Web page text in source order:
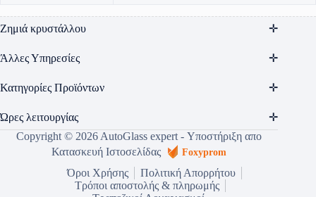
Ζημιά κρυστάλλου
Άλλες Υπηρεσίες
Κατηγορίες Προϊόντων
Ώρες λειτουργίας
Copyright © 2026 AutoGlass expert - Υποστήριξη απο
Κατασκευή Ιστοσελίδας
Foxyprom
Όροι Χρήσης
Πολιτική Απορρήτου
Τρόποι αποστολής & πληρωμής